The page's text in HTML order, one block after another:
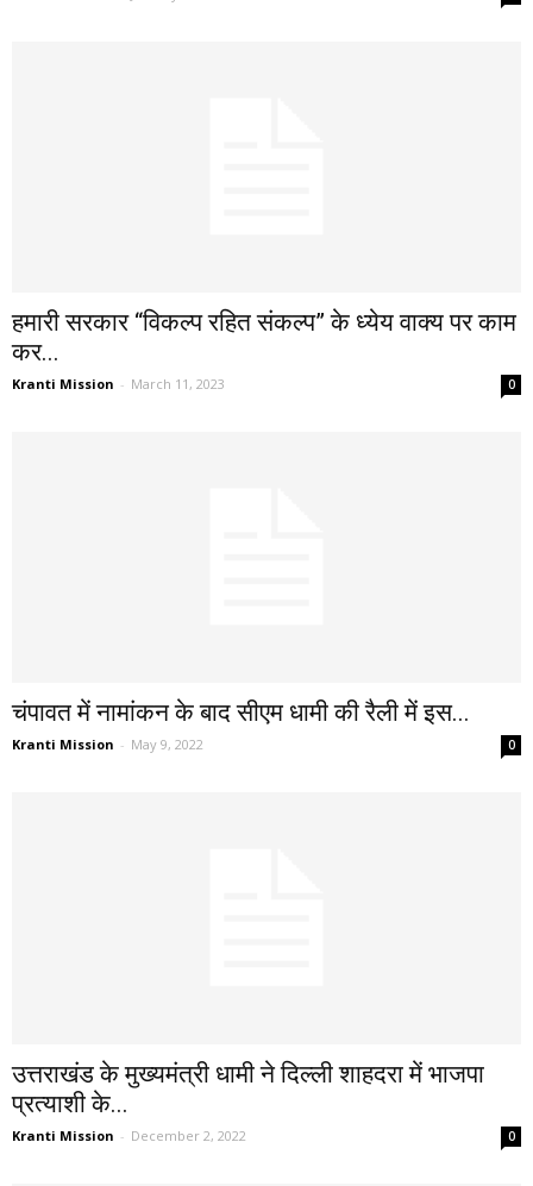
हमारी सरकार “विकल्प रहित संकल्प” के ध्येय वाक्य पर काम
कर...
Kranti Mission - March 11, 2023 0
चंपावत में नामांकन के बाद सीएम धामी की रैली में इस...
Kranti Mission - May 9, 2022 0
उत्तराखंड के मुख्यमंत्री धामी ने दिल्ली शाहदरा में भाजपा
प्रत्याशी के...
Kranti Mission - December 2, 2022 0